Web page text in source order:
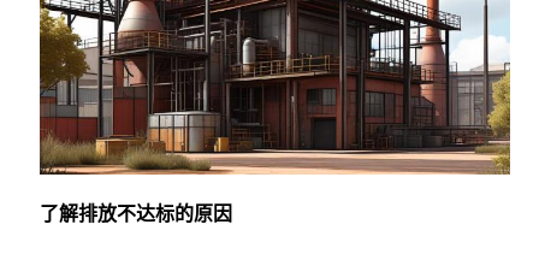
了解排放不达标的原因